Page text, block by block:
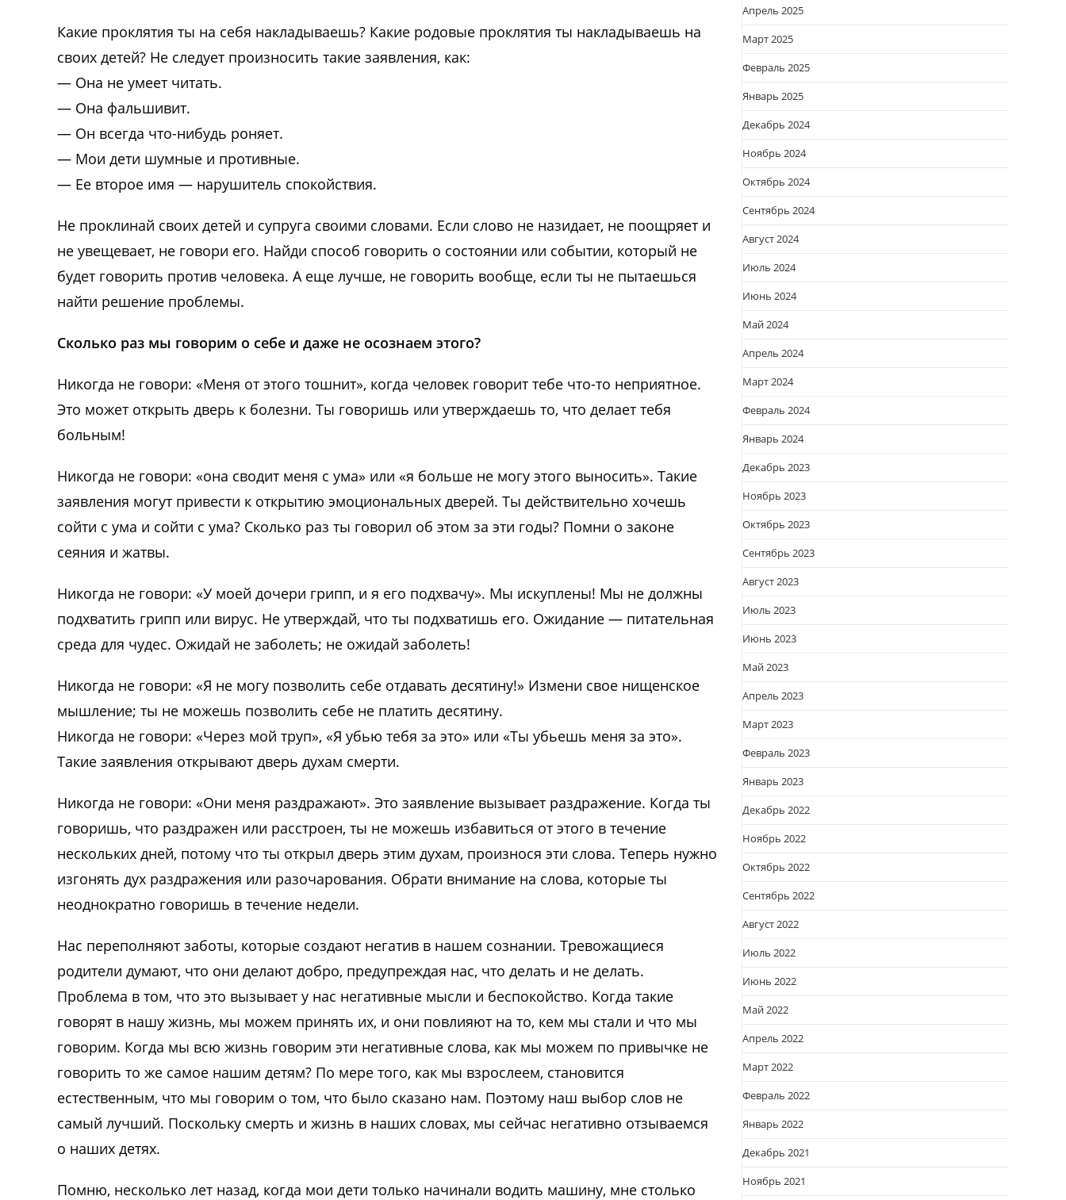
Какие проклятия ты на себя накладываешь? Какие родовые проклятия ты накладываешь на
своих детей? Не следует произносить такие заявления, как:
— Она не умеет читать.
— Она фальшивит.
— Он всегда что-нибудь роняет.
— Мои дети шумные и противные.
— Ее второе имя — нарушитель спокойствия.
Не проклинай своих детей и супруга своими словами. Если слово не назидает, не поощряет и
не увещевает, не говори его. Найди способ говорить о состоянии или событии, который не
будет говорить против человека. А еще лучше, не говорить вообще, если ты не пытаешься
найти решение проблемы.
Сколько раз мы говорим о себе и даже не осознаем этого?
Никогда не говори: «Меня от этого тошнит», когда человек говорит тебе что-то неприятное.
Это может открыть дверь к болезни. Ты говоришь или утверждаешь то, что делает тебя
больным!
Никогда не говори: «она сводит меня с ума» или «я больше не могу этого выносить». Такие
заявления могут привести к открытию эмоциональных дверей. Ты действительно хочешь
сойти с ума и сойти с ума? Сколько раз ты говорил об этом за эти годы? Помни о законе
сеяния и жатвы.
Никогда не говори: «У моей дочери грипп, и я его подхвачу». Мы искуплены! Мы не должны
подхватить грипп или вирус. Не утверждай, что ты подхватишь его. Ожидание — питательная
среда для чудес. Ожидай не заболеть; не ожидай заболеть!
Никогда не говори: «Я не могу позволить себе отдавать десятину!» Измени свое нищенское
мышление; ты не можешь позволить себе не платить десятину.
Никогда не говори: «Через мой труп», «Я убью тебя за это» или «Ты убьешь меня за это».
Такие заявления открывают дверь духам смерти.
Никогда не говори: «Они меня раздражают». Это заявление вызывает раздражение. Когда ты
говоришь, что раздражен или расстроен, ты не можешь избавиться от этого в течение
нескольких дней, потому что ты открыл дверь этим духам, произнося эти слова. Теперь нужно
изгонять дух раздражения или разочарования. Обрати внимание на слова, которые ты
неоднократно говоришь в течение недели.
Нас переполняют заботы, которые создают негатив в нашем сознании. Тревожащиеся
родители думают, что они делают добро, предупреждая нас, что делать и не делать.
Проблема в том, что это вызывает у нас негативные мысли и беспокойство. Когда такие
говорят в нашу жизнь, мы можем принять их, и они повлияют на то, кем мы стали и что мы
говорим. Когда мы всю жизнь говорим эти негативные слова, как мы можем по привычке не
говорить то же самое нашим детям? По мере того, как мы взрослеем, становится
естественным, что мы говорим о том, что было сказано нам. Поэтому наш выбор слов не
самый лучший. Поскольку смерть и жизнь в наших словах, мы сейчас негативно отзываемся
о наших детях.
Помню, несколько лет назад, когда мои дети только начинали водить машину, мне столько
Апрель 2025
Март 2025
Февраль 2025
Январь 2025
Декабрь 2024
Ноябрь 2024
Октябрь 2024
Сентябрь 2024
Август 2024
Июль 2024
Июнь 2024
Май 2024
Апрель 2024
Март 2024
Февраль 2024
Январь 2024
Декабрь 2023
Ноябрь 2023
Октябрь 2023
Сентябрь 2023
Август 2023
Июль 2023
Июнь 2023
Май 2023
Апрель 2023
Март 2023
Февраль 2023
Январь 2023
Декабрь 2022
Ноябрь 2022
Октябрь 2022
Сентябрь 2022
Август 2022
Июль 2022
Июнь 2022
Май 2022
Апрель 2022
Март 2022
Февраль 2022
Январь 2022
Декабрь 2021
Ноябрь 2021